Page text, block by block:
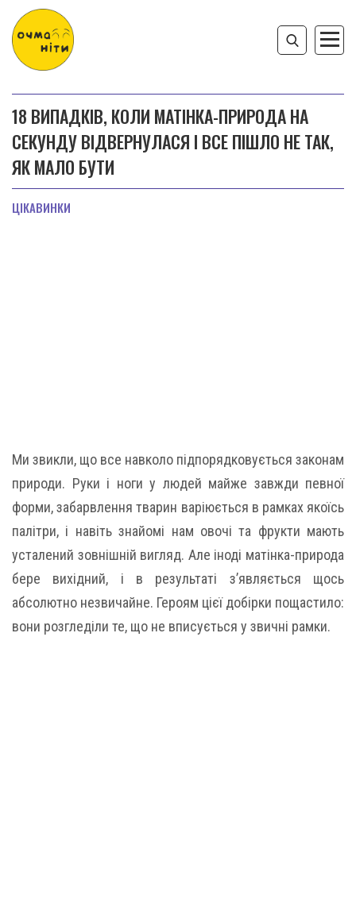
18 ВИПАДКІВ, КОЛИ МАТІНКА-ПРИРОДА НА
СЕКУНДУ ВІДВЕРНУЛАСЯ І ВСЕ ПІШЛО НЕ ТАК,
ЯК МАЛО БУТИ
ЦІКАВИНКИ
Ми звикли, що все навколо підпорядковується законам
природи. Руки і ноги у людей майже завжди певної
форми, забарвлення тварин варіюється в рамках якоїсь
палітри, і навіть знайомі нам овочі та фрукти мають
усталений зовнішній вигляд. Але іноді матінка-природа
бере вихідний, і в результаті з’являється щось
абсолютно незвичайне. Героям цієї добірки пощастило:
вони розгледіли те, що не вписується у звичні рамки.